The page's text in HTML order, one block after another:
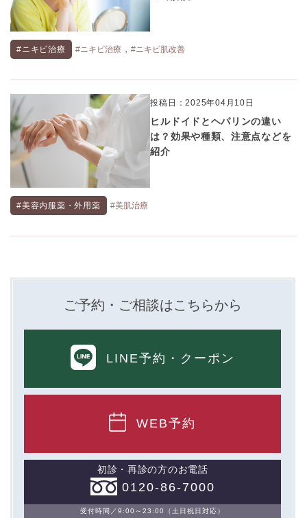
#ニキビ治療 #ニキビ治療 , #ニキビ肌改善
投稿日：2025年04月10日
ヒルドイドとヘパリンの違い
は？効果や種類、注意点などを
紹介
#美容内服薬・外用薬 #美肌治療
ご予約・ご相談はこちらから
LINE予約 ・クーポン
WEB予約
初診・再診の方のお電話
0120-86-7000
受付時間／9:00～23:00（土日祝日対応）